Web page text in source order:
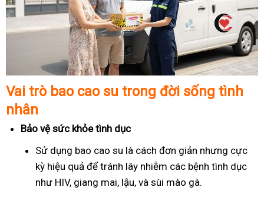
Vai trò bao cao su trong đời sống tình
nhân
Bảo vệ sức khỏe tình dục
Sử dụng bao cao su là cách đơn giản nhưng cực
kỳ hiệu quả để tránh lây nhiễm các bệnh tình dục
như HIV, giang mai, lậu, và sùi mào gà.